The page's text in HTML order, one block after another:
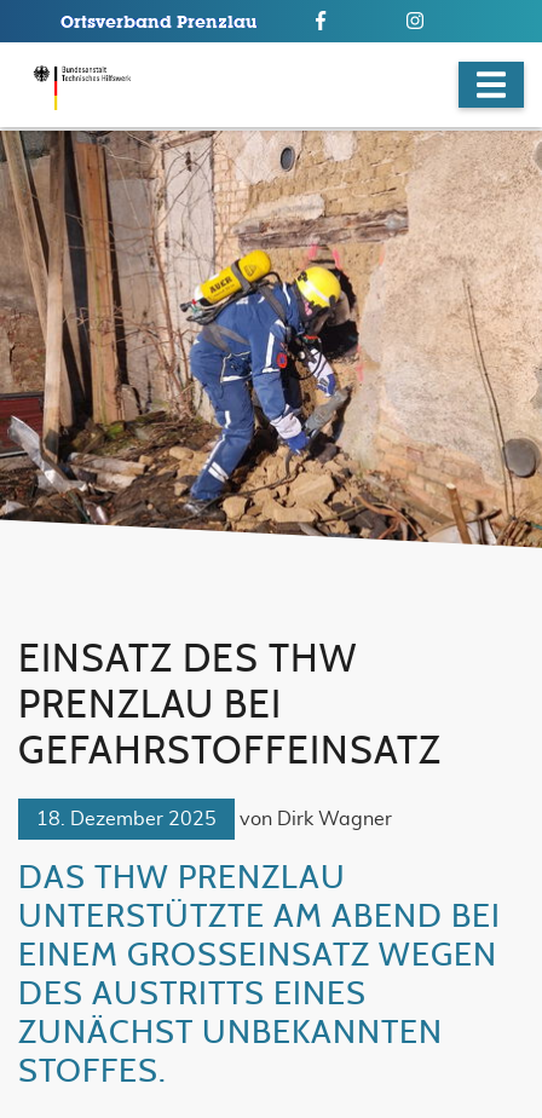
EINSATZ DES THW
PRENZLAU BEI
GEFAHRSTOFFEINSATZ
18. Dezember 2025 von Dirk Wagner
DAS THW PRENZLAU
UNTERSTÜTZTE AM ABEND BEI
EINEM GROSSEINSATZ WEGEN D
ES AUSTRITTS EINES Z
UNÄCHST UNBEKANNTEN S
TOFFES.